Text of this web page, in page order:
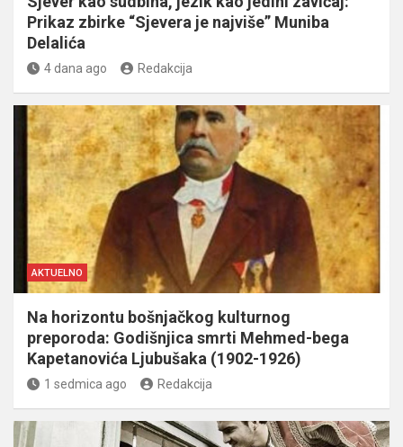
Prikaz zbirke “Sjevera je najviše” Muniba
Delalića
4 dana ago Redakcija
AKTUELNO
Na horizontu bošnjačkog kulturnog
preporoda: Godišnjica smrti Mehmed-bega
Kapetanovića Ljubušaka (1902-1926)
1 sedmica ago Redakcija